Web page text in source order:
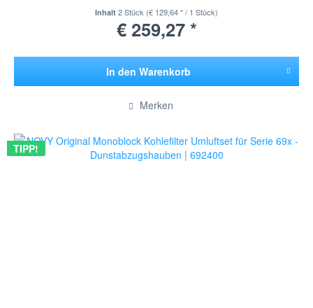
Inhalt2 Stück (€ 129,64 * / 1 Stück)
€ 259,27 *
In den Warenkorb
Hinzugefügt
Merken
TIPP!